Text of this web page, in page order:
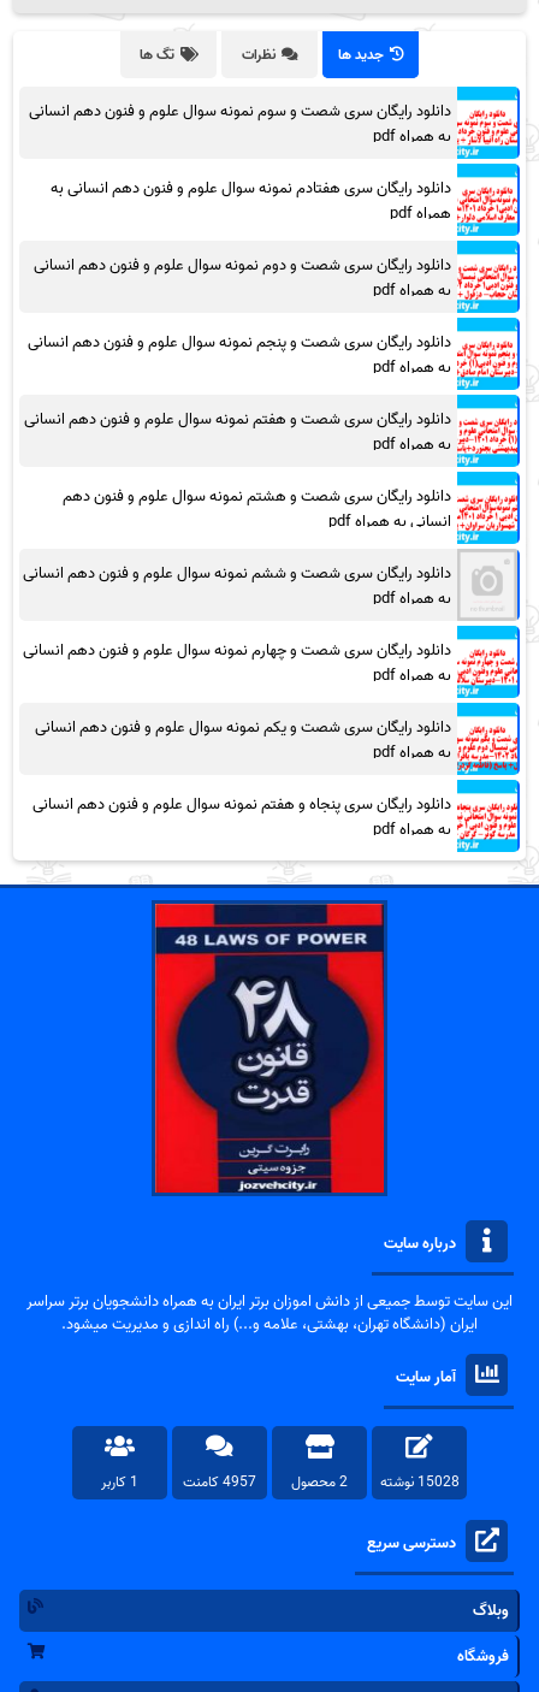
جدید ها نظرات تگ ها
دانلود رایگان سری شصت و سوم نمونه سوال علوم و فنون دهم انسانی
به همراه pdf
دانلود رایگان سری هفتادم نمونه سوال علوم و فنون دهم انسانی به
همراه pdf
دانلود رایگان سری شصت و دوم نمونه سوال علوم و فنون دهم انسانی
به همراه pdf
دانلود رایگان سری شصت و پنجم نمونه سوال علوم و فنون دهم انسانی
به همراه pdf
دانلود رایگان سری شصت و هفتم نمونه سوال علوم و فنون دهم انسانی
به همراه pdf
دانلود رایگان سری شصت و هشتم نمونه سوال علوم و فنون دهم
انسانی به همراه pdf
دانلود رایگان سری شصت و ششم نمونه سوال علوم و فنون دهم انسانی
به همراه pdf
دانلود رایگان سری شصت و چهارم نمونه سوال علوم و فنون دهم انسانی
به همراه pdf
دانلود رایگان سری شصت و یکم نمونه سوال علوم و فنون دهم انسانی
به همراه pdf
دانلود رایگان سری پنجاه و هفتم نمونه سوال علوم و فنون دهم انسانی
به همراه pdf
درباره سایت
این سایت توسط جمیعی از دانش اموزان برتر ایران به همراه دانشجویان برتر سراسر
ایران (دانشگاه تهران، بهشتی، علامه و...) راه اندازی و مدیریت میشود.
آمار سایت
15028 نوشته 2 محصول 4957 کامنت 1 کاربر
دسترسی سریع
وبلاگ
فروشگاه